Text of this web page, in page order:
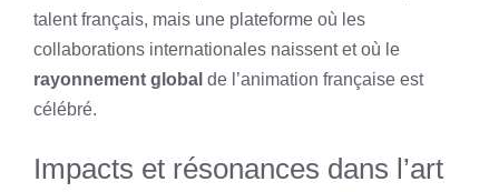
talent français, mais une plateforme où les
collaborations internationales naissent et où le
rayonnement global de l’animation française est
célébré.
Impacts et résonances dans l’art